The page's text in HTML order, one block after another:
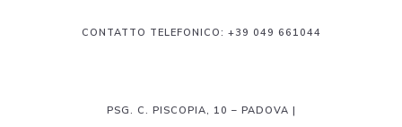
CONTATTO TELEFONICO: +39 049 661044
PSG. C. PISCOPIA, 10 – PADOVA |